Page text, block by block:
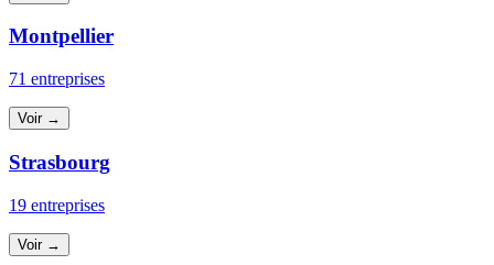
Montpellier
71 entreprises
Voir →
Strasbourg
19 entreprises
Voir →